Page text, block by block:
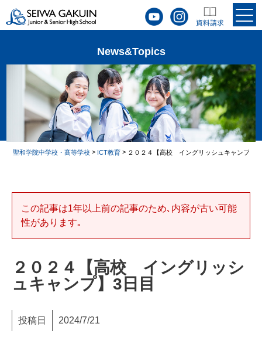
News&Topics
聖和学院中学校・髙等学校 > ICT教育 > ２０２４【高校 イングリッシュキャンプ】3
この記事は1年以上前の記事のため､内容が古い可能
性があります｡
２０２４【高校 イングリッシ
ュキャンプ】3日目
投稿日 2024/7/21